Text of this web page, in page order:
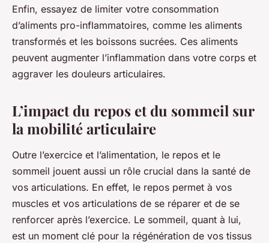
Enfin, essayez de limiter votre consommation
d’aliments pro-inflammatoires, comme les aliments
transformés et les boissons sucrées. Ces aliments
peuvent augmenter l’inflammation dans votre corps et
aggraver les douleurs articulaires.
L’impact du repos et du sommeil sur
la mobilité articulaire
Outre l’exercice et l’alimentation, le repos et le
sommeil jouent aussi un rôle crucial dans la santé de
vos articulations. En effet, le repos permet à vos
muscles et vos articulations de se réparer et de se
renforcer après l’exercice. Le sommeil, quant à lui,
est un moment clé pour la régénération de vos tissus